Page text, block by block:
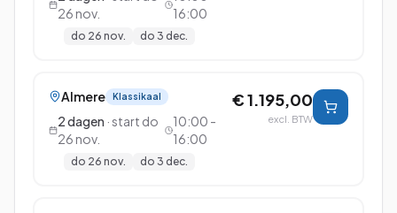
26 nov.
16:00
do 26 nov. do 3 dec.
Almere Klassikaal
2dagen · start do
26 nov.
10:00 -
16:00
do 26 nov. do 3 dec.
€ 1.195,00
excl. BTW